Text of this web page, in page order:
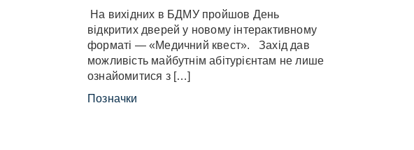
На вихідних в БДМУ пройшов День
відкритих дверей у новому інтерактивному
форматі — «Медичний квест». Захід дав
можливість майбутнім абітурієнтам не лише
ознайомитися з […]
Позначки